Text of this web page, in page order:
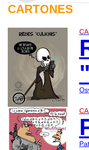
CARTONES